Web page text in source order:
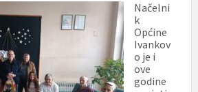
Načelni
k
Općine
Ivankov
o je i
ove
godine